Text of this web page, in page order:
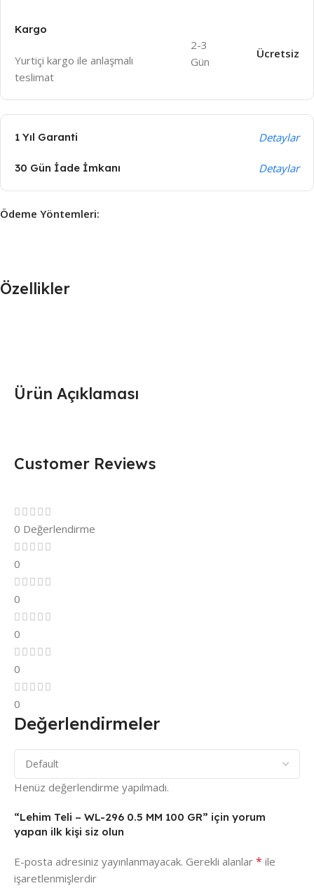
Kargo
Yurtiçi kargo ile anlaşmalı
teslimat
2-3
Gün
Ücretsiz
1 Yıl Garanti Detaylar
30 Gün İade İmkanı Detaylar
Ödeme Yöntemleri:
Ürün Açıklaması
Özellikler
Customer Reviews
0 Değerlendirme
0
0
0
0
0
Değerlendirmeler
Henüz değerlendirme yapılmadı.
“Lehim Teli – WL-296 0.5 MM 100 GR” için yorum
yapan ilk kişi siz olun
E-posta adresiniz yayınlanmayacak. Gerekli alanlar * ile
işaretlenmişlerdir